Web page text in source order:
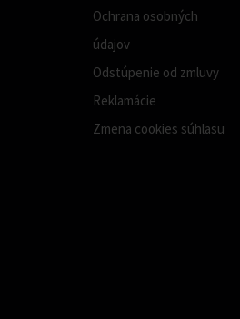
Ochrana osobných
údajov
Odstúpenie od zmluvy
Reklamácie
Zmena cookies súhlasu